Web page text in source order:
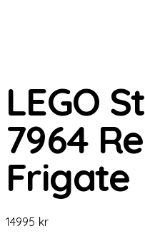
LEGO
7964
Frigate
14995 kr